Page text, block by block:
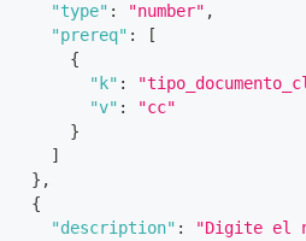
"type" : "number" ,
"prereq" :
[
{
"k" :
"v" :
"cc"
}
]
} ,
{
"description" : "Digite el